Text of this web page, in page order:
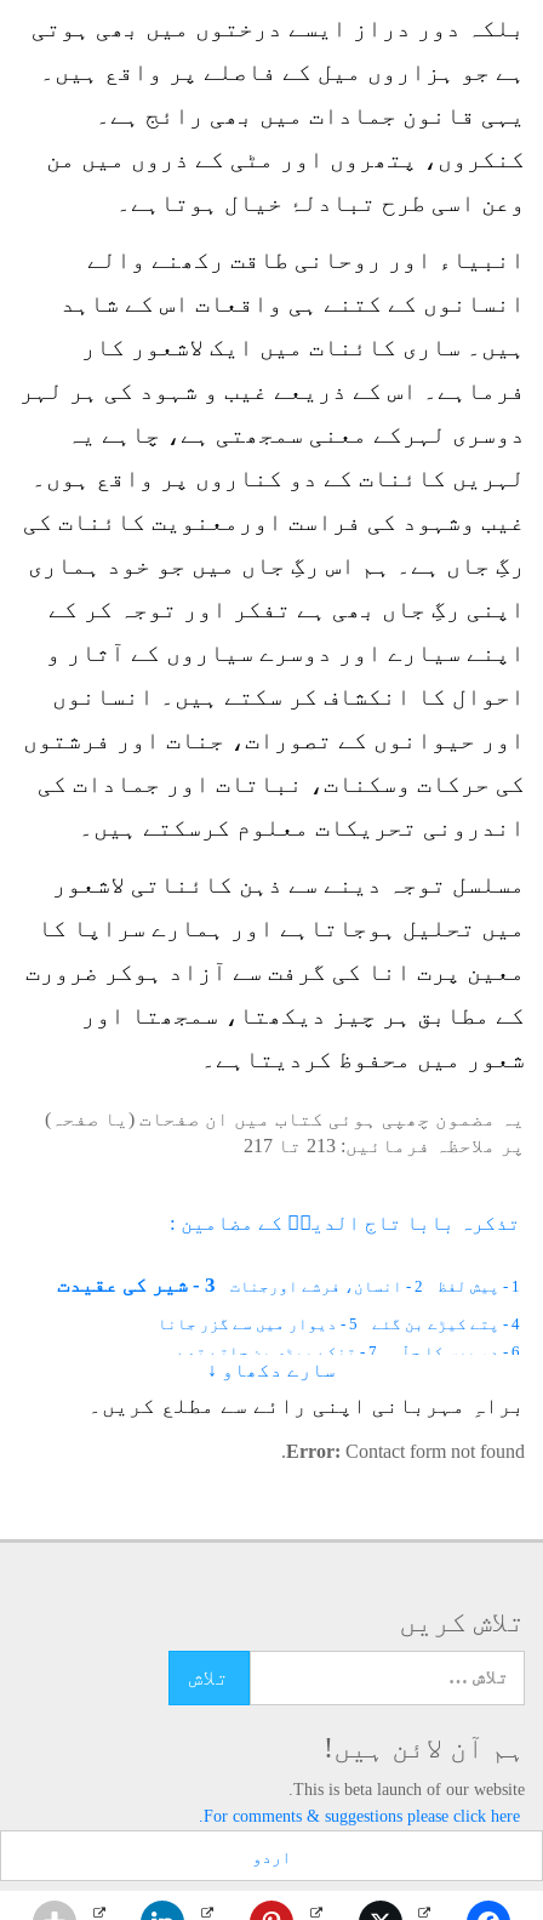
بلکہ دور دراز ایسے درختوں میں بھی ہوتی
ہے جو ہزاروں میل کے فاصلے پر واقع ہیں۔
یہی قانون جمادات میں بھی رائج ہے۔
کنکروں، پتھروں اور مٹی کے ذروں میں من
وعن اسی طرح تبادلۂ خیال ہوتاہے۔
انبیاء اور روحانی طاقت رکھنے والے
انسانوں کے کتنے ہی واقعات اس کے شاہد
ہیں۔ ساری کائنات میں ایک لاشعور کار
فرماہے۔ اس کے ذریعے غیب و شہود کی ہر لہر
دوسری لہرکے معنی سمجھتی ہے، چاہے یہ
لہریں کائنات کے دو کناروں پر واقع ہوں۔
غیب وشہود کی فراست اورمعنویت کائنات کی
رگِ جاں ہے۔ ہم اس رگِ جاں میں جو خود ہماری
اپنی رگِ جاں بھی ہے تفکر اور توجہ کر کے
اپنے سیارے اور دوسرے سیاروں کے آثار و
احوال کا انکشاف کر سکتے ہیں۔ انسانوں
اور حیوانوں کے تصورات، جنات اور فرشتوں
کی حرکات وسکنات، نباتات اور جمادات کی
اندرونی تحریکات معلوم کرسکتے ہیں۔
مسلسل توجہ دینے سے ذہن کائناتی لاشعور
میں تحلیل ہوجاتاہے اور ہمارے سراپا کا
معین پرت انا کی گرفت سے آزاد ہوکر ضرورت
کے مطابق ہر چیز دیکھتا، سمجھتا اور
شعور میں محفوظ کردیتاہے۔
یہ مضمون چھپی ہوئی کتاب میں ان صفحات (یا صفحہ)
پر ملاحظہ فرمائیں: 213 تا 217
تذکرہ بابا تاج الدینؒ کے مضامین :
1 - پیش لفظ 2 - انسان، فرشے اورجنات 3 - شیر کی عقیدت
4 - پتے کیڑے بن گئے
5 - دیوار میں سے گزر جانا
6 - دو برس کا چلّہ
7 - تنکے بیڑی بن جاتے تھے
9 - گوالہ زندہ ہوگیا
10 - منقبت بحضور تاجُ الاَولیَاء
سارے دکھاو ↓
براہِ مہربانی اپنی رائے سے مطلع کریں۔
Error: Contact form not found.
تلاش کریں
ہم آن لائن ہیں!
This is beta launch of our website.
For comments & suggestions please click here.
اردو